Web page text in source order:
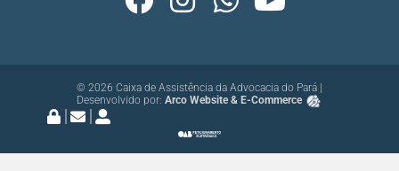
© 2026 Caixa de Assistência da Advocacia do Pará |
Desenvolvido por: Arco Website & E-Commerce